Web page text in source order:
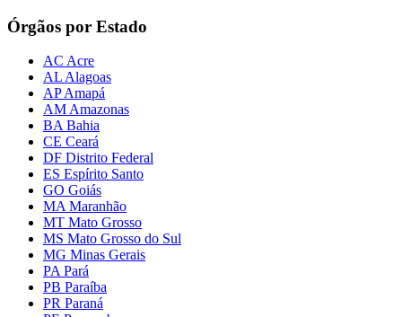
Órgãos por Estado
AC Acre
AL Alagoas
AP Amapá
AM Amazonas
BA Bahia
CE Ceará
DF Distrito Federal
ES Espírito Santo
GO Goiás
MA Maranhão
MT Mato Grosso
MS Mato Grosso do Sul
MG Minas Gerais
PA Pará
PB Paraíba
PR Paraná